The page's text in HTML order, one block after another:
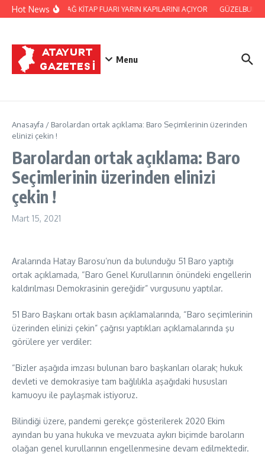
İçeriğe atla
Hot NewsSAMANDAĞ KİTAP FUARI YARIN KAPILARINI AÇIYOR GÜZELBURÇ
Menu
Anasayfa / Barolardan ortak açıklama: Baro Seçimlerinin üzerinden
elinizi çekin !
Barolardan ortak açıklama: Baro
Seçimlerinin üzerinden elinizi
çekin !
Mart 15, 2021
Aralarında Hatay Barosu’nun da bulunduğu 51 Baro yaptığı
ortak açıklamada, “Baro Genel Kurullarının önündeki engellerin
kaldırılması Demokrasinin gereğidir” vurgusunu yaptılar.
51 Baro Başkanı ortak basın açıklamalarında, “Baro seçimlerinin
üzerinden elinizi çekin” çağrısı yaptıkları açıklamalarında şu
görülere yer verdiler:
“Bizler aşağıda imzası bulunan baro başkanları olarak; hukuk
devleti ve demokrasiye tam bağlılıkla aşağıdaki hususları
kamuoyu ile paylaşmak istiyoruz.
Bilindiği üzere, pandemi gerekçe gösterilerek 2020 Ekim
ayından bu yana hukuka ve mevzuata aykırı biçimde baroların
olağan genel kurullarının engellenmesine devam edilmektedir.